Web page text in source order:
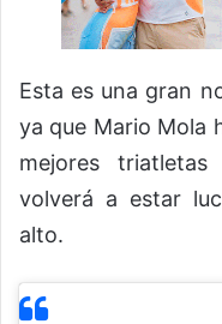
Esta es una gran
ya que Mario Mola
mejores
volverá a estar
alto.